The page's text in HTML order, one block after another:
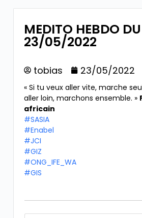
MEDITO HEBDO DU
23/05/2022
tobias 23/05/2022
« Si tu veux aller vite, marche
aller loin, marchons ensemble. »
africain
#SASIA
#Enabel
#JCI
#GIZ
#ONG_IFE_WA
#GIS